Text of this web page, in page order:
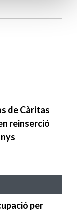
de Càritas
reinserció
per